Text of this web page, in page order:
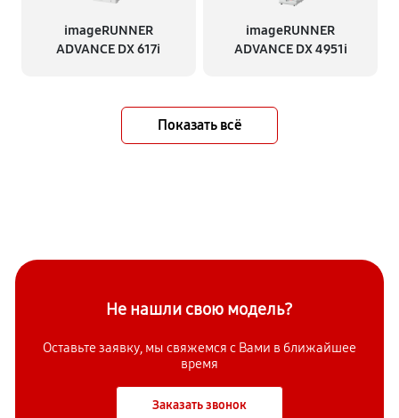
imageRUNNER
ADVANCE DX 617i
imageRUNNER
ADVANCE DX 4951i
Показать всё
Не нашли свою модель?
Оставьте заявку, мы свяжемся с Вами в ближайшее
время
Заказать звонок